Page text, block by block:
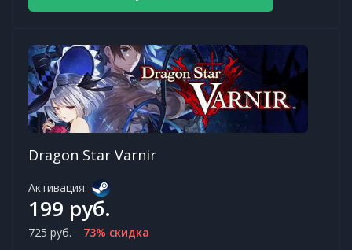
Dragon Star Varnir
Активация:
199 руб.
725 руб. 73% скидка